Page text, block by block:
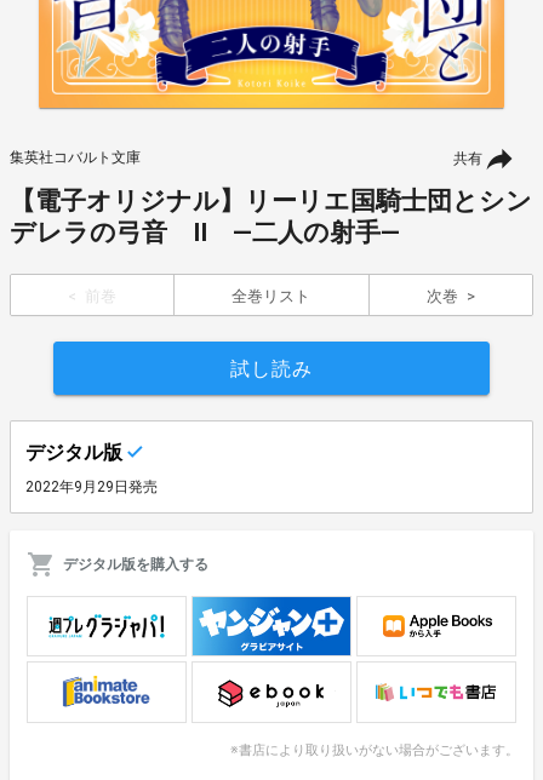
共有
集英社コバルト文庫
【電子オリジナル】リーリエ国騎士団とシン
デレラの弓音 II ―二人の射手―
前巻 全巻リスト 次巻
試し読み
デジタル版
2022年9月29日発売
デジタル版を購入する
※書店により取り扱いがない場合がございます。